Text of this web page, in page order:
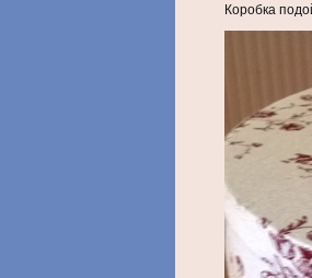
Коробка